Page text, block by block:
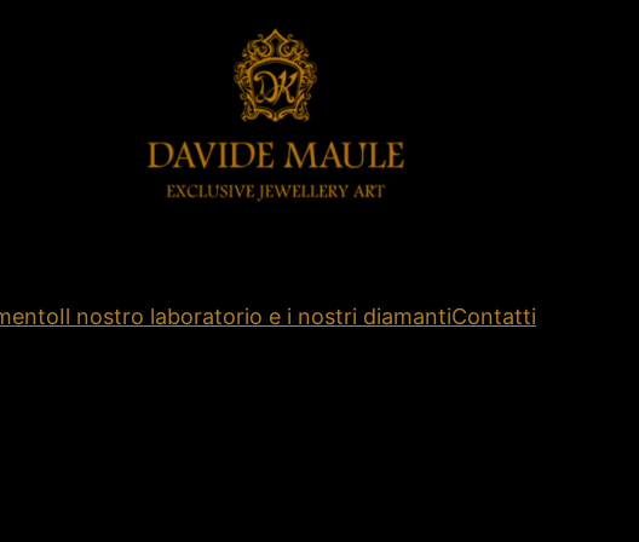
Il nostro laboratorio e i nostri diamantiContatti